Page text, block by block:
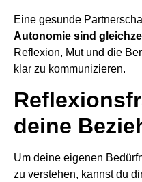
Eine gesunde
Autonomie sind
Reflexion, Mut und die
klar zu kommunizieren.
deine
Um deine eigenen
zu verstehen, kannst du